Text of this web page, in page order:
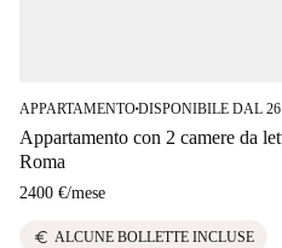
APPARTAMENTO■DISPONIBILE DAL
Appartamento con 2 camere da
Roma
2400 €/mese
euro ALCUNE BOLLETTE INCLUSE